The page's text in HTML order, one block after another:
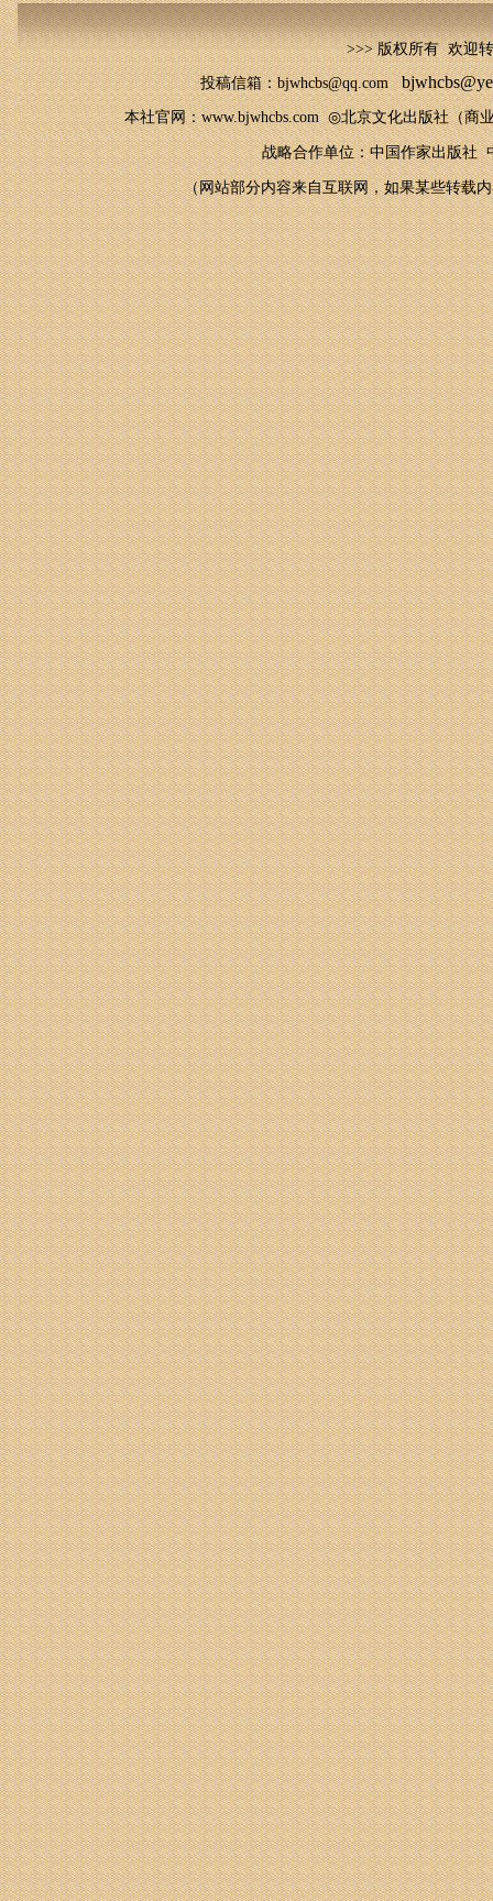
>>> 版权所有 欢迎
投稿信箱：bjwhcbs@qq.com
本社官网：www.bjwhcbs.com◎北京文化出版社（商
战略合作单位：中国作家出版社
（网站部分内容来自互联网，如果某些转载